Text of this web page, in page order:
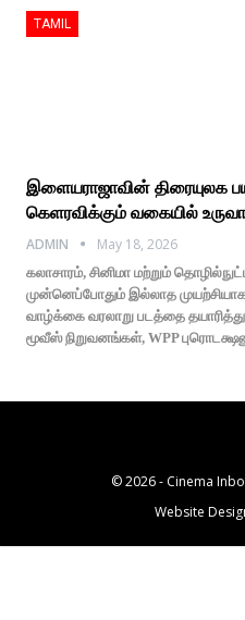
TAMIL
இளையராஜாவின்
கெளரவிக்கும் வகையில்
ADMIN
May 18, 2026
கலாசாரம், சினிமா மற்றும்
முன்னெப்போதும் இல்லாத
வாழ்க்கை வரலாறு படத்தை தயாரித்து
மூவீஸ் நிறுவனங்கள், WPP
© 2026 - Cinema
Website